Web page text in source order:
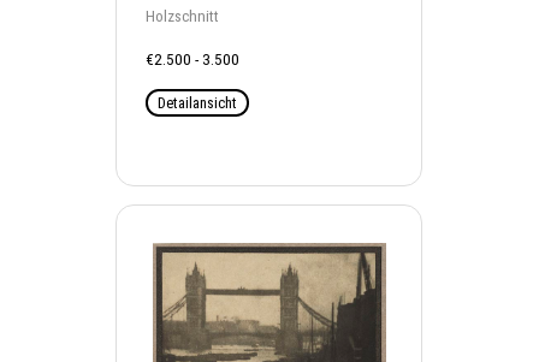
Holzschnitt
€2.500 - 3.500
Detailansicht